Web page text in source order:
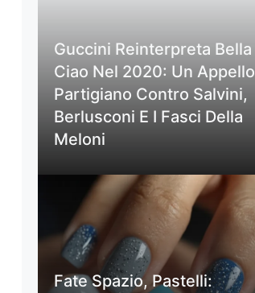
Guccini Reinterpreta Bella
Ciao Nel 2020: Un Appello
Partigiano Contro Salvini,
Berlusconi E I Fasci Della
Meloni
Fate Spazio, Pastelli: